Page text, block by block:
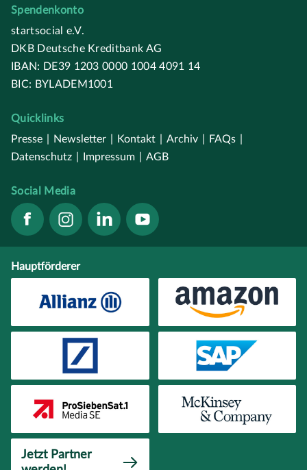
Spendenkonto
startsocial e.V.
DKB Deutsche Kreditbank AG
IBAN: DE39 1203 0000 1004 4091 14
BIC: BYLADEM1001
Quicklinks
Presse
Newsletter Kontakt Archiv FAQs
Datenschutz
Impressum AGB
Social Media
Hauptförderer
Jetzt Partner